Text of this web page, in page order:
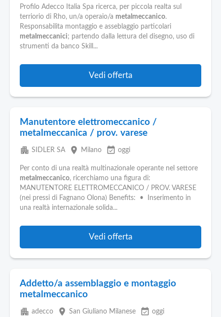
Profilo Adecco Italia Spa ricerca, per piccola realta sul
terriorio di Rho, un/a operaio/a metalmeccanico.
Responsabilita montaggio e asseblaggio particolari
metalmeccanici; partendo dalla lettura del disegno, uso di
strumenti da banco Skill...
Vedi offerta
Manutentore elettromeccanico /
metalmeccanica / prov. varese
apartment SIDLER SA place Milano event_available oggi
Per conto di una realtà multinazionale operante nel settore
metalmeccanico, ricerchiamo una figura di:
MANUTENTORE ELETTROMECCANICO / PROV. VARESE
(nei pressi di Fagnano Olona) Benefits: • Inserimento in
una realtà internazionale solida...
Vedi offerta
Addetto/a assemblaggio e montaggio
metalmeccanico
apartment adecco place San Giuliano Milanese event_available oggi